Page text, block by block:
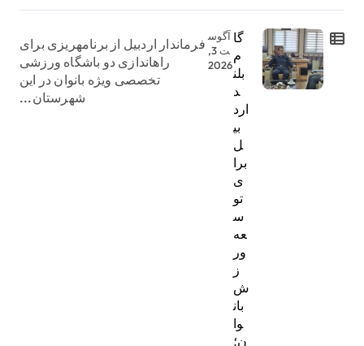
گا
م
بلن
د
ارد
بی
ل
برا
ی
تو
س
عه
ور
ز
ش
بان
وا
ن؛
آگوس
ت 3,
2026
فرماندار اردبیل از برنامهریزی برای
راهاندازی دو باشگاه ورزشی
تخصصی ویژه بانوان در این
شهرستان...